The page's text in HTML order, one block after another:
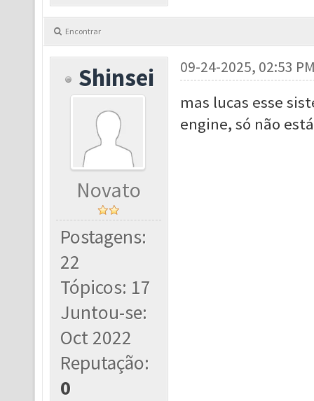
Encontrar
Shinsei
Novato
Postagens:
22
Tópicos: 17
Juntou-se:
Oct 2022
Reputação:
0
09-24-2025, 02:53
mas lucas esse
engine, só não